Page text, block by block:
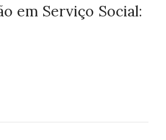
em Serviço Social: